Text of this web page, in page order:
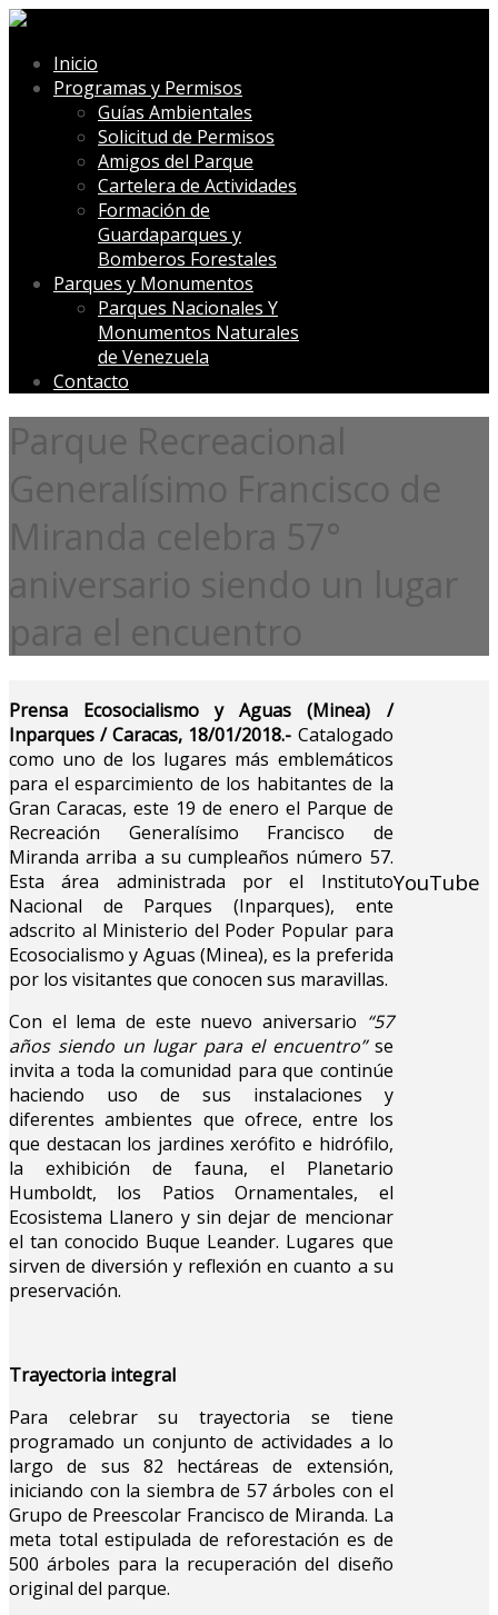
Inicio
Programas y Permisos
Guías Ambientales
Solicitud de Permisos
Amigos del Parque
Cartelera de Actividades
Formación de
Guardaparques y
Bomberos Forestales
Parques y Monumentos
Parques Nacionales Y
Monumentos Naturales
de Venezuela
Contacto
Parque Recreacional
Generalísimo Francisco de
Miranda celebra 57°
aniversario siendo un lugar
para el encuentro
Prensa Ecosocialismo y Aguas (Minea) /
Inparques / Caracas, 18/01/2018.- Catalogado
como uno de los lugares más emblemáticos
para el esparcimiento de los habitantes de la
Gran Caracas, este 19 de enero el Parque de
Recreación Generalísimo Francisco de
Miranda arriba a su cumpleaños número 57.
Esta área administrada por el Instituto
Nacional de Parques (Inparques), ente
adscrito al Ministerio del Poder Popular para
Ecosocialismo y Aguas (Minea), es la preferida
por los visitantes que conocen sus maravillas.
Con el lema de este nuevo aniversario “57
años siendo un lugar para el encuentro”se
invita a toda la comunidad para que continúe
haciendo uso de sus instalaciones y
diferentes ambientes que ofrece, entre los
que destacan los jardines xerófito e hidrófilo,
la exhibición de fauna, el Planetario
Humboldt, los Patios Ornamentales, el
Ecosistema Llanero y sin dejar de mencionar
el tan conocido Buque Leander. Lugares que
sirven de diversión y reflexión en cuanto a su
preservación.
Trayectoria integral
Para celebrar su trayectoria se tiene
programado un conjunto de actividades a lo
largo de sus 82 hectáreas de extensión,
iniciando con la siembra de 57 árboles con el
Grupo de Preescolar Francisco de Miranda. La
meta total estipulada de reforestación es de
500 árboles para la recuperación del diseño
original del parque.
YouTube